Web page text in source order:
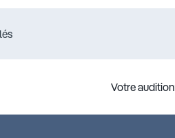
Votre audition